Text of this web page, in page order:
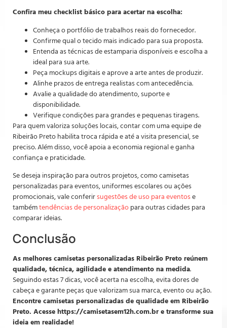
Confira meu checklist básico para acertar na escolha:
Conheça o portfólio de trabalhos reais do fornecedor.
Confirme qual o tecido mais indicado para sua proposta.
Entenda as técnicas de estamparia disponíveis e escolha a
ideal para sua arte.
Peça mockups digitais e aprove a arte antes de produzir.
Alinhe prazos de entrega realistas com antecedência.
Avalie a qualidade do atendimento, suporte e
disponibilidade.
Verifique condições para grandes e pequenas tiragens.
Para quem valoriza soluções locais, contar com uma equipe de
Ribeirão Preto habilita troca rápida e até a visita presencial, se
preciso. Além disso, você apoia a economia regional e ganha
confiança e praticidade.
Se deseja inspiração para outros projetos, como camisetas
personalizadas para eventos, uniformes escolares ou ações
promocionais, vale conferirsugestões de uso para eventose
tambémtendências de personalização para outras cidades para
comparar ideias.
Conclusão
As melhores camisetas personalizadas Ribeirão Preto reúnem
qualidade, técnica, agilidade e atendimento na medida.
Seguindo estas 7 dicas, você acerta na escolha, evita dores de
cabeça e garante peças que valorizam sua marca, evento ou ação.
Encontre camisetas personalizadas de qualidade em Ribeirão
Preto. Acesse https://camisetasem12h.com.br e transforme sua
ideia em realidade!